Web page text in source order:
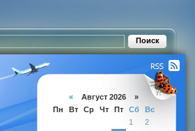
« Август 2026 »
Пн
Вт Ср Чт Пт Сб
Вс
1
2